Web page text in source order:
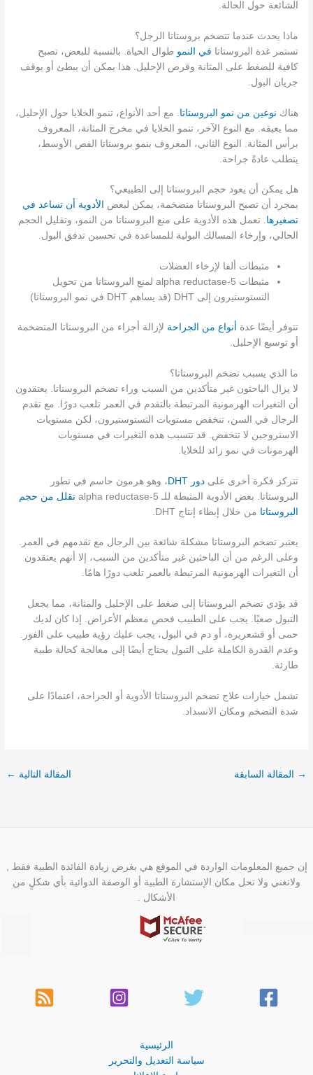
الشائعة حول الحالة.
ماذا يحدث عندما تتضخم بروستاتا الرجل؟
تستمر غدة البروستاتا في النمو طوال الحياة. بالنسبة للبعض، تصبح
كافية للضغط على المثانة وقرص الإحليل. هذا يمكن أن يبطئ أو يوقف
جريان البول.
هناك نوعين من نمو البروستاتا . مع أحد الأنواع، تنمو الخلايا حول الإحليل،
مما يعيقه. مع النوع الآخر، تنمو الخلايا في مخرج المثانة، المعروف
برأس المثانة. النوع الثاني، المعروف بنمو بروستاتا الفص الأوسط،
يتطلب عادةً جراحة.
هل يمكن أن يعود حجم البروستاتا إلى الطبيعي؟
بمجرد أن تصبح البروستاتا متضخمة، يمكن لبعض
الأدوية أن تساعد في
تصغيرها. تعمل هذه الأدوية على منع البروستاتا من النمو، وتقليل الحجم
الحالي، وإرخاء المسالك البولية للمساعدة في تحسين تدفق البول.
مثبطات ألفا لإرخاء العضلات
مثبطات 5-alpha reductase لمنع البروستاتا من تحويل
التستوستيرون إلى DHT (قد يساهم DHT في نمو البروستاتا)
تتوفر أيضًا عدة أنواع من الجراحة لإزالة أجزاء من البروستاتا المتضخمة
أو توسيع الإحليل.
ما الذي يسبب تضخم البروستاتا؟
لا يزال الباحثون غير متأكدين من السبب وراء تضخم البروستاتا. يعتقدون
أن التغيرات الهرمونية المرتبطة بالتقدم في العمر تلعب دورًا. مع تقدم
الرجال في السن، تنخفض مستويات التستوستيرون، لكن مستويات
الاستروجين لا تنخفض. قد تتسبب هذه التغيرات في مستويات
الهرمونات في نمو زائد للخلايا.
تتركز فكرة أخرى علىدور DHT
، وهو هرمون حاسم في تطور
البروستاتا. بعض الأدوية المثبطة للـ 5-alpha reductase
تقلل من حجم
البروستاتا من خلال إبطاء إنتاج DHT.
يعتبر تضخم البروستاتا مشكلة شائعة بين الرجال مع تقدمهم في العمر.
وعلى الرغم من أن الباحثين غير متأكدين من السبب، إلا أنهم يعتقدون
أن التغيرات الهرمونية المرتبطة بالعمر تلعب دورًا هامًا.
قد يؤدي تضخم البروستاتا إلى ضغط على الإحليل والمثانة، مما يجعل
التبول صعبًا. يجب على الطبيب فحص معظم الأعراض. إذا كان لديك
حمى أو قشعريرة، أو دم في البول، يجب عليك رؤية طبيب على الفور.
وعدم القدرة الكاملة على التبول يحتاج أيضًا إلى معالجة كحالة طبية
طارئة.
تشمل خيارات علاج تضخم البروستاتا الأدوية أو الجراحة، اعتمادًا على
شدة التضخم ومكان الانسداد.
→ المقالة السابقة المقالة التالية ←
إن جميع المعلومات الواردة في الموقع هي بغرض زيادة الفائدة الطبية فقط ,
ولاتغني ولا تحل مكان الإستشارة الطبية أو الوصفة الدوائية بأي شكلٍ من
الأشكال .
الرئيسية
سياسة التعديل والتحرير